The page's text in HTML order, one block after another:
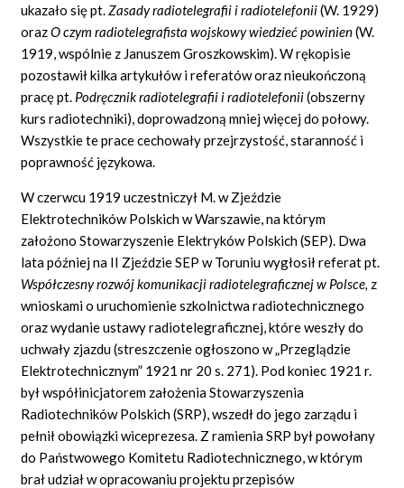
ukazało się pt.Zasady radiotelegrafii i radiotelefonii(W. 1929)
orazOczym radiotelegrafista wojskowy wiedzieć powinien(W.
1919, wspólnie z Januszem Groszkowskim). W rękopisie
pozostawił kilka artykułów i referatów oraz nieukończoną
pracę pt. Podręcznik radiotelegrafii i radiotelefonii(obszerny
kurs radiotechniki), doprowadzoną mniej więcej do połowy.
Wszystkie te prace cechowały przejrzystość, staranność i
poprawność językowa.
W czerwcu 1919 uczestniczył M. w Zjeździe
Elektrotechników Polskich w Warszawie, na którym
założono Stowarzyszenie Elektryków Polskich (SEP). Dwa
lata później na II Zjeździe SEP w Toruniu wygłosił referat pt.
Współczesny rozwój komunikacji radiotelegraficznej w Polsce, z
wnioskami o uruchomienie szkolnictwa radiotechnicznego
oraz wydanie ustawy radiotelegraficznej, które weszły do
uchwały zjazdu (streszczenie ogłoszono w „Przeglądzie
Elektrotechnicznym” 1921 nr 20 s. 271). Pod koniec 1921 r.
był współinicjatorem założenia Stowarzyszenia
Radiotechników Polskich (SRP), wszedł do jego zarządu i
pełnił obowiązki wiceprezesa. Z ramienia SRP był powołany
do Państwowego Komitetu Radiotechnicznego, w którym
brał udział w opracowaniu projektu przepisów